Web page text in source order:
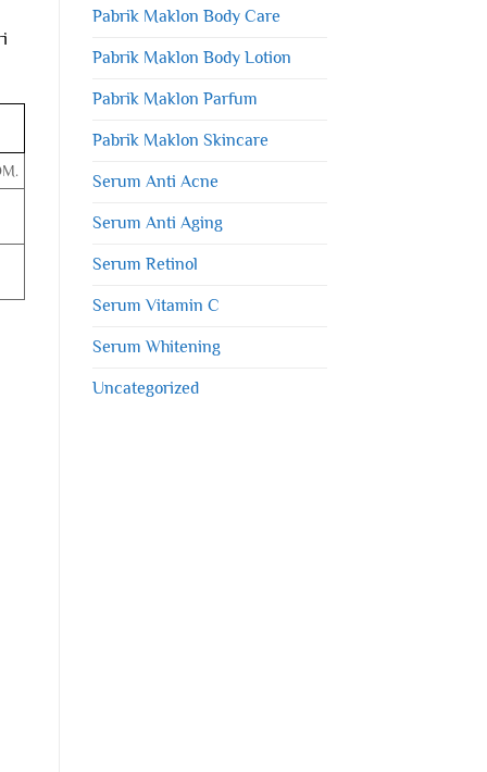
Pabrik Maklon Body Care
Pabrik Maklon Body Lotion
Pabrik Maklon Parfum
Pabrik Maklon Skincare
Serum Anti Acne
Serum Anti Aging
Serum Retinol
Serum Vitamin C
Serum Whitening
Uncategorized